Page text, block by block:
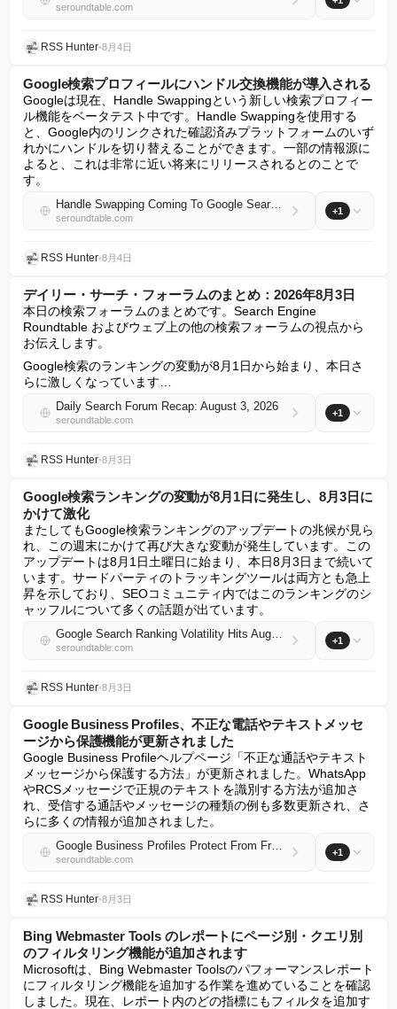
seroundtable.com
RSS Hunter•8月4日
Google検索プロフィールにハンドル交換機能が導入される
Googleは現在、Handle Swappingという新しい検索プロフィー
ル機能をベータテスト中です。Handle Swappingを使用する
と、Google内のリンクされた確認済みプラットフォームのいず
れかにハンドルを切り替えることができます。一部の情報源に
よると、これは非常に近い将来にリリースされるとのことで
す。
Handle Swapping Coming To Google Search Profiles
seroundtable.com
+1
RSS Hunter•8月4日
デイリー・サーチ・フォーラムのまとめ：2026年8月3日
本日の検索フォーラムのまとめです。Search Engine
Roundtable およびウェブ上の他の検索フォーラムの視点から
お伝えします。
Google検索のランキングの変動が8月1日から始まり、本日さ
らに激しくなっています…
Daily Search Forum Recap: August 3, 2026
seroundtable.com
+1
RSS Hunter•8月3日
Google検索ランキングの変動が8月1日に発生し、8月3日に
かけて激化
またしてもGoogle検索ランキングのアップデートの兆候が見ら
れ、この週末にかけて再び大きな変動が発生しています。この
アップデートは8月1日土曜日に始まり、本日8月3日まで続いて
います。サードパーティのトラッキングツールは両方とも急上
昇を示しており、SEOコミュニティ内ではこのランキングのシ
ャッフルについて多くの話題が出ています。
Google Search Ranking Volatility Hits August 1st & Heats Up Into August 3rd
seroundtable.com
+1
RSS Hunter•8月3日
Google Business Profiles、不正な電話やテキストメッセ
ージから保護機能が更新されました
Google Business Profileヘルプページ「不正な通話やテキスト
メッセージから保護する方法」が更新されました。WhatsApp
やRCSメッセージで正規のテキストを識別する方法が追加さ
れ、受信する通話やメッセージの種類の例も多数更新され、さ
らに多くの情報が追加されました。
Google Business Profiles Protect From Fraudulent Calls and Texts Updated
seroundtable.com
+1
RSS Hunter•8月3日
Bing Webmaster Tools のレポートにページ別・クエリ別
のフィルタリング機能が追加されます
Microsoftは、Bing Webmaster Toolsのパフォーマンスレポート
にフィルタリング機能を追加する作業を進めていることを確認
しました。現在、レポート内のどの指標にもフィルタを追加す